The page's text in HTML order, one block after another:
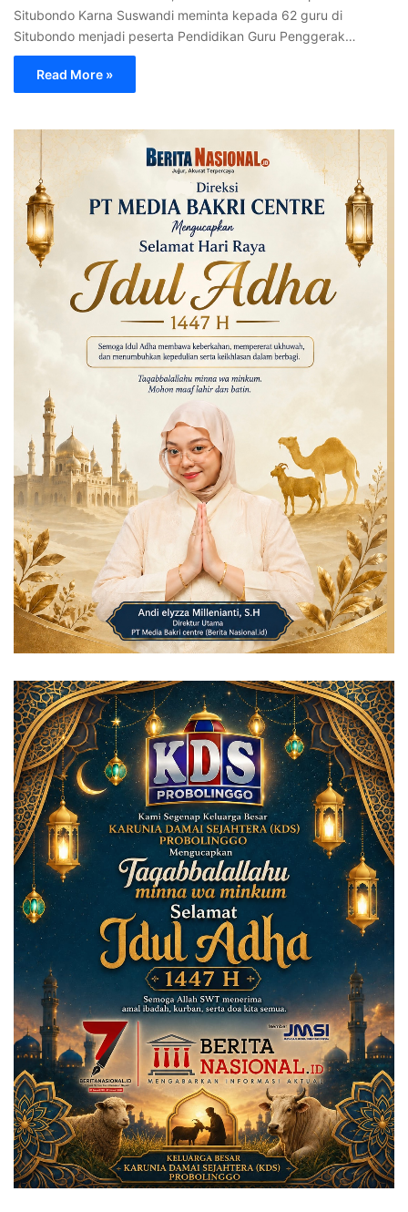
Situbondo Karna Suswandi meminta kepada 62 guru di
Situbondo menjadi peserta Pendidikan Guru Penggerak…
Read More »